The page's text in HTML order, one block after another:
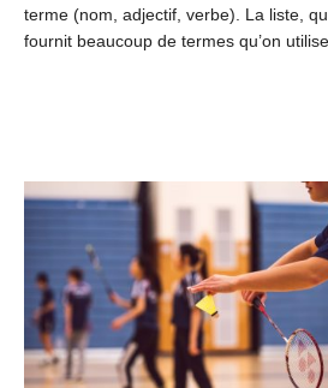
terme (nom, adjectif, verbe). La liste,
fournit beaucoup de termes qu’on